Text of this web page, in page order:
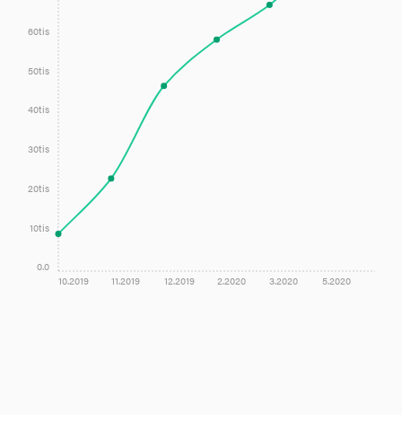
10.2019 11.2019 12.2019 2.2020 3.2020 5.2020
0.0
10tis
20tis
30tis
40tis
50tis
60tis